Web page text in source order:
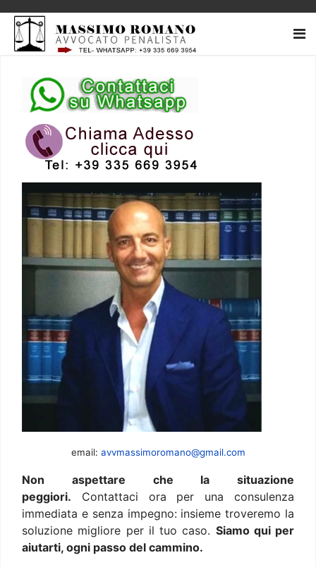
email: avvmassimoromano@gmail.com
Non aspettare che la situazione
peggiori. Contattaci ora per una consulenza
immediata e senza impegno: insieme troveremo la
soluzione migliore per il tuo caso. Siamo qui per
aiutarti, ogni passo del cammino.